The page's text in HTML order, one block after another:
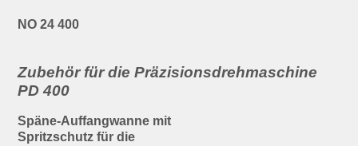
NO 24 400
Zubehör für die Präzisionsdrehmaschine
PD 400
Späne-Auffangwanne mit
Spritzschutz für die